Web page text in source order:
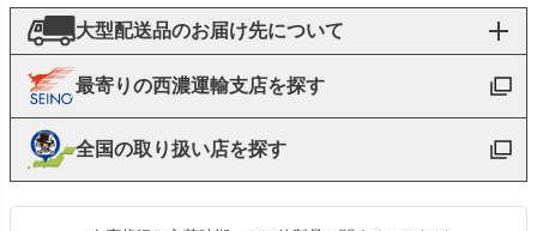
大型配送品のお届け先について
最寄りの西濃運輸支店を探す
全国の取り扱い店を探す